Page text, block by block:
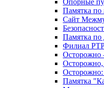
Опорные
Памятка
Сайт
Памятка по
Филиал
Осторожно
Осторожно:
Памятка